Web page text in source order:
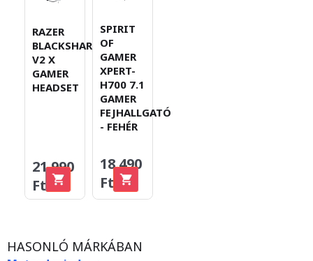
RAZER
BLACKSHARK
V2 X
GAMER
HEADSET
21.990
Ft
SPIRIT
OF
GAMER
XPERT-
H700 7.1
GAMER
FEJHALLGATÓ
- FEHÉR
18.490
Ft
HASONLÓ MÁRKÁBAN